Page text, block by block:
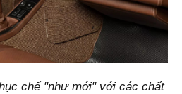
chế "như mới" với các chất